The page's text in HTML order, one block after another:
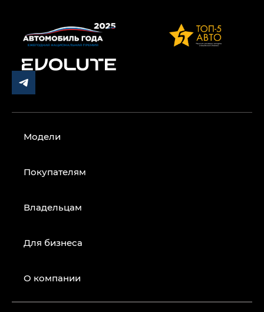
Модели
Покупателям
Владельцам
Для бизнеса
О компании